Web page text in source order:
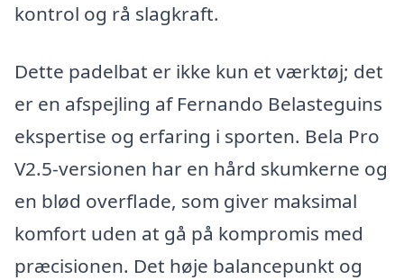
kontrol og rå slagkraft.
Dette padelbat er ikke kun et værktøj; det
er en afspejling af Fernando Belasteguins
ekspertise og erfaring i sporten. Bela Pro
V2.5-versionen har en hård skumkerne og
en blød overflade, som giver maksimal
komfort uden at gå på kompromis med
præcisionen. Det høje balancepunkt og